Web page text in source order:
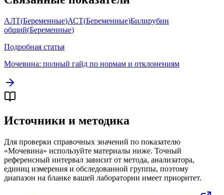
АЛТ(Беременные)АСТ(Беременные)Билирубин
общий(Беременные)
Подробная статья
Мочевина: полный гайд по нормам и отклонениям
Источники и методика
Для проверки справочных значений по показателю
«Мочевина» используйте материалы ниже. Точный
референсный интервал зависит от метода, анализатора,
единиц измерения и обследованной группы, поэтому
диапазон на бланке вашей лаборатории имеет приоритет.